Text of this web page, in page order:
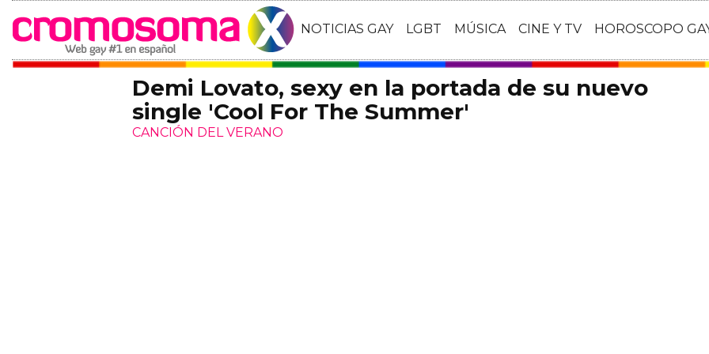
NOTICIAS GAY LGBT MÚSICA CINE Y TV HOROSCOPO
Demi Lovato, sexy en la portada de su nuevo
single 'Cool For The Summer'
CANCIÓN DEL VERANO